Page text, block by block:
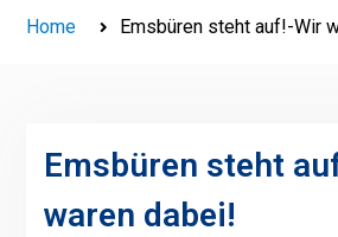
Home Emsbüren steht auf!-Wir
Emsbüren steht
waren dabei!